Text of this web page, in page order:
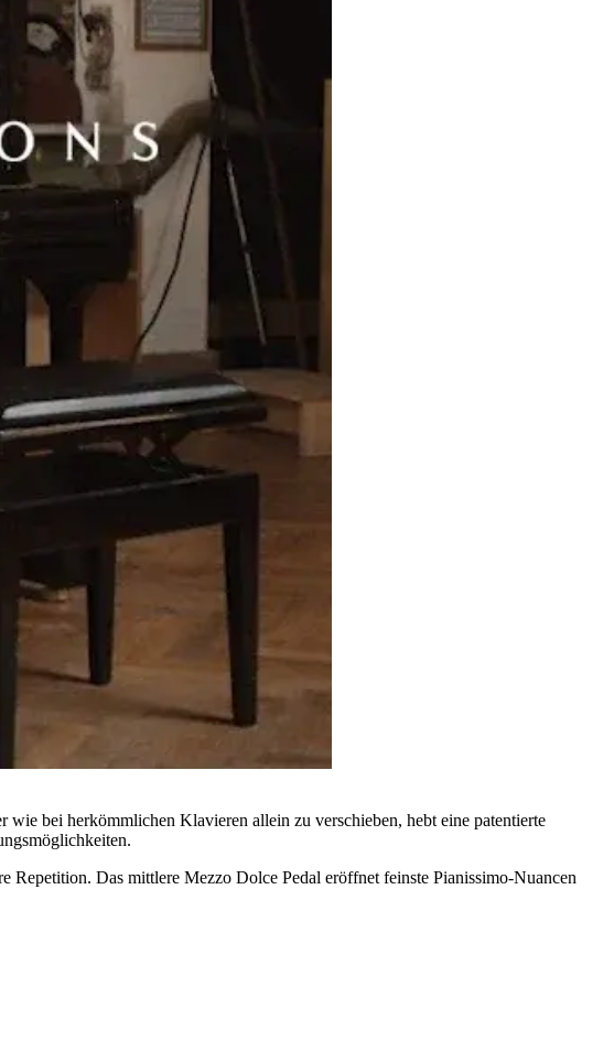
bei herkömmlichen Klavieren allein zu verschieben, hebt eine patentierte
Das mittlere Mezzo Dolce Pedal eröffnet feinste Pianissimo-Nuancen